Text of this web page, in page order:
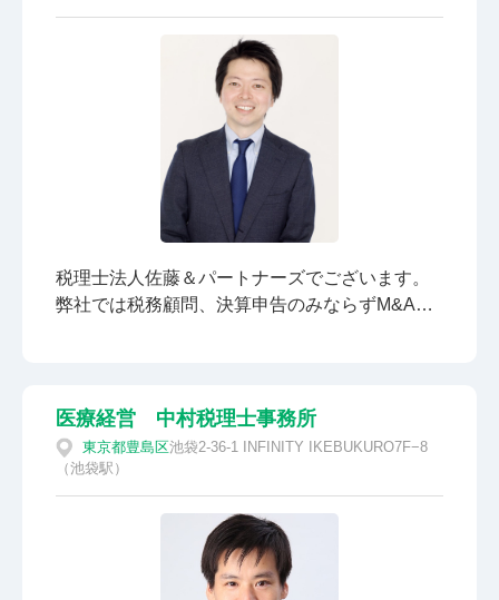
任をもって対応いたしますので、担当変更する
こともございません。 クラウド会計にも柔軟に
対応 業務効率化に関連し、新しい技術やサービ
スに積極的に取り組みます。マネーフォワード
やFreeeのようなクラウド会計から、情報共有ツ
ールとしてのChatWorkやZOOM、Dropboxなど
にも対応しております。 無駄な節税よりも、お
金を残す経営をサポートします。 必要以上に節
税することは、その分資金はなくなります。適
を揺るがしかねません。私が見てきた成長する
企業は、税金をしっかり納めて、資金もしっか
ん。なぜなら自社で記帳を行うことにより、
日々のお金の流れや営業成績などの重要な情報
をリアルに掴むことができるからです。会計事
務所が作る試算表は、報告する時点で、過去数
値です。私はその過去の数値をベースに、現状
や将来の数値について、打合せをすることの方
が、有用だと感じています。 常に経営者様の立
税理士法人佐藤＆パートナーズでございます。
弊社では税務顧問、決算申告のみならずM&Aや
ンスやIT化の取り組みを重視しております。 お
気軽にご相談ください。
医療経営 中村税理士事務所
東京都豊島区池袋2-36-1 INFINITY IKEBUKURO7F−8
（池袋駅）